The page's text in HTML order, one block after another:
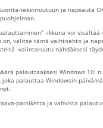
tekstiruutuun ja napsauta
-ikkuna voi
on, valitse tämä vaihtoehto ja
-valintaruutu nähdäksesi
palauttaaksesi Windows 10:
palauttaa Windowsin
painiketta ja vahvista